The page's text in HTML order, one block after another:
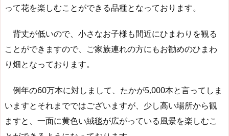
って花を楽しむことができる品種となっております。
背丈が低いので、小さなお子様も間近にひまわりを観る
ことができますので、ご家族連れの方にもお勧めのひまわ
り畑となっております。
例年の60万本に対しまして、たかが5,000本と言ってしま
いますとそれまでではございますが、少し高い場所から観
ますと、一面に黄色い絨毯が広がっている風景を楽しむこ